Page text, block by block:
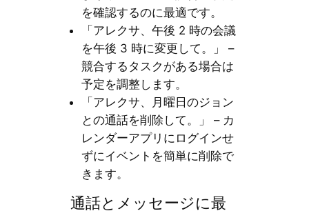
を確認するのに最適です。
「アレクサ、午後 2 時の会議
を午後 3 時に変更して。」 –
競合するタスクがある場合は
予定を調整します。
「アレクサ、月曜日のジョン
との通話を削除して。」 – カ
レンダーアプリにログインせ
ずにイベントを簡単に削除で
きます。
通話とメッセージに最